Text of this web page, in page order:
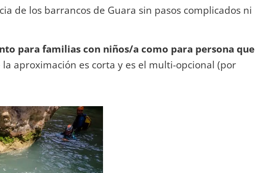
de los barrancos de Guara sin pasos complicados ni
para familias con niños/a como para persona que
aproximación es corta y es el multi-opcional (por